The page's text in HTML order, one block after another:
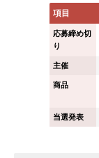
項目
応募締め切
り
主催
商品
当選発表